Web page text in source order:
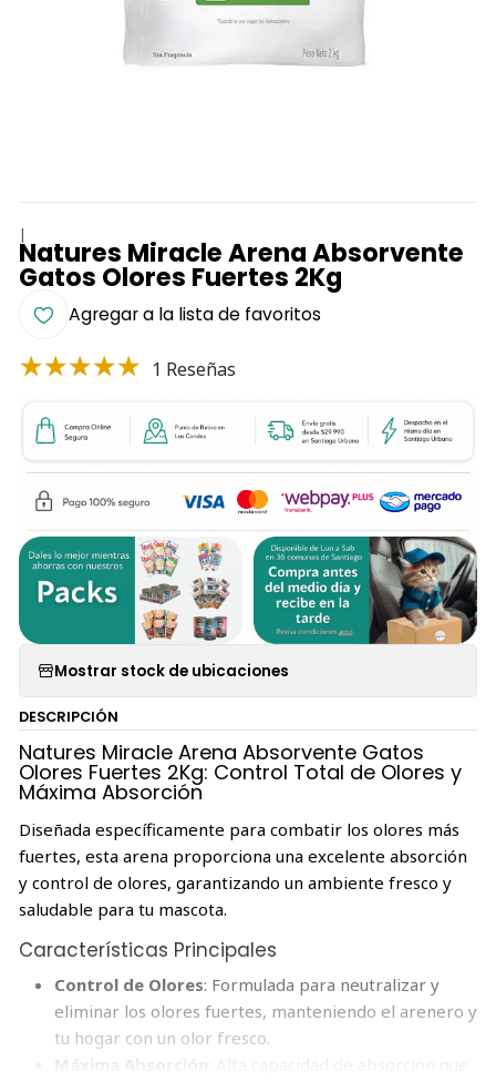
|
Natures Miracle Arena Absorvente
Gatos Olores Fuertes 2Kg
Agregar a la lista de favoritos
1 Reseñas
Mostrar stock de ubicaciones
DESCRIPCIÓN
Natures Miracle Arena Absorvente Gatos
Olores Fuertes 2Kg: Control Total de Olores y
Máxima Absorción
Diseñada específicamente para combatir los olores más
fuertes, esta arena proporciona una excelente absorción
y control de olores, garantizando un ambiente fresco y
saludable para tu mascota.
Características Principales
Control de Olores: Formulada para neutralizar y
eliminar los olores fuertes, manteniendo el arenero y
tu hogar con un olor fresco.
Máxima Absorción
: Alta capacidad de absorción que